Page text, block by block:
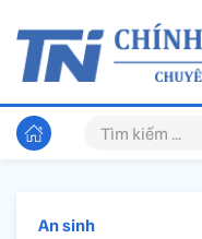
An sinh